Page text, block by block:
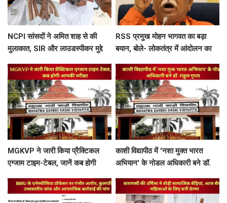
NCPI सांसदों ने अमित शाह से की
मुलाकात, SIR और लाउडस्पीकर मुद्दे
RSS प्रमुख मोहन भागवत का बड़ा
बयान, बोले- लोकतंत्र में आंदोलन का
MGKVP ने जारी किया प्रैक्टिकल
एग्जाम टाइम-टेबल, जानें कब होगी
काशी विद्यापीठ में 'नशा मुक्त भारत
अभियान' के नोडल अधिकारी बने डॉ.